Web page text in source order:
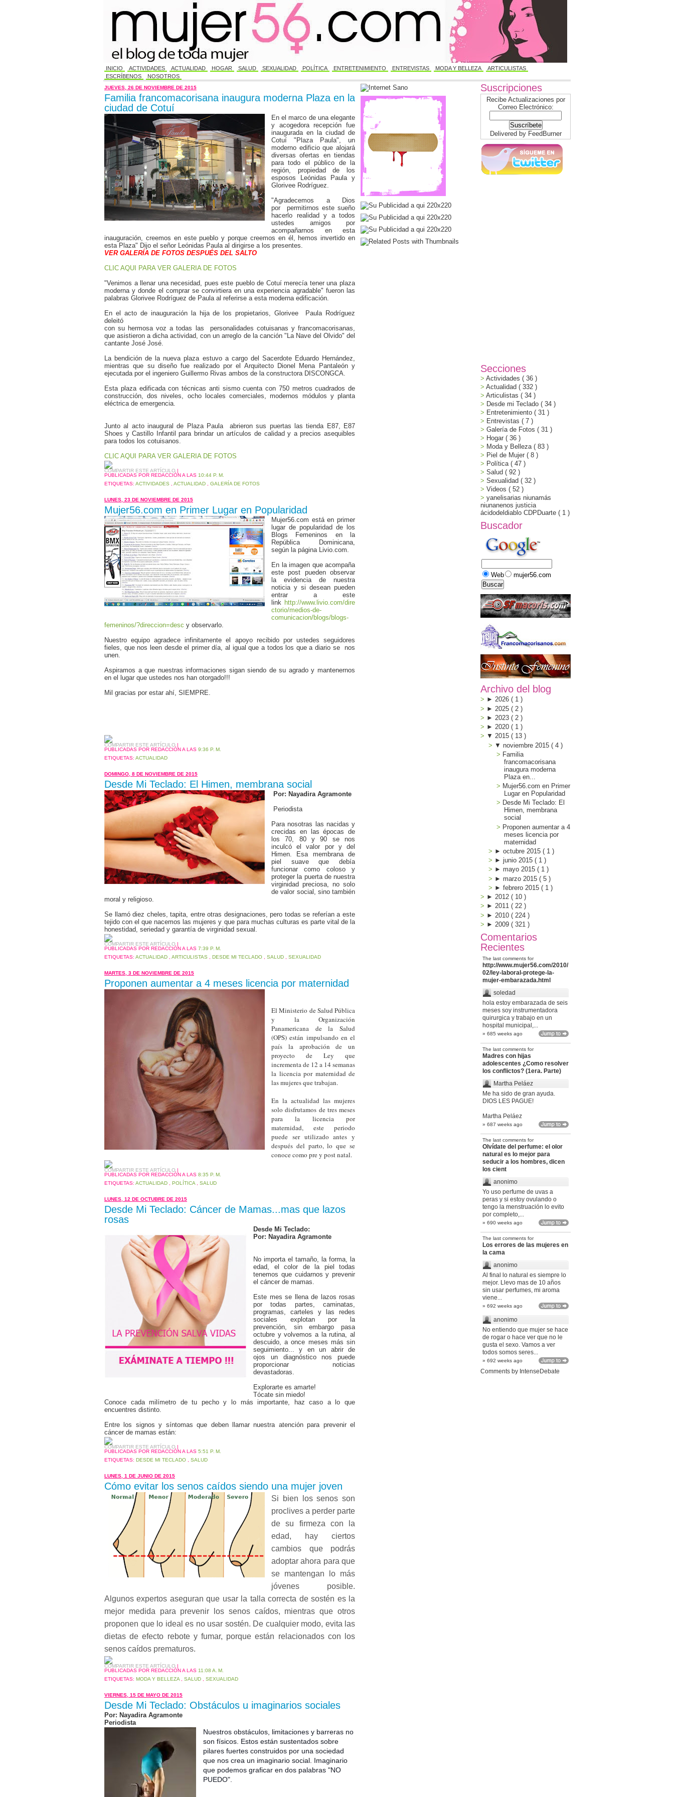
INICIO ACTIVIDADES ACTUALIDAD HOGAR SALUD SEXUALIDAD POLÍTICA ENTRETENIMIENTO ENTREVISTAS MODA Y BELLEZA
ARTICULISTAS
ESCRÍBENOS
NOSOTROS
JUEVES, 26 DE NOVIEMBRE DE 2015
Familia francomacorisana inaugura moderna Plaza en la
ciudad de Cotuí
En el marco de una elegante
y acogedora recepción fue
inaugurada en la ciudad de
Cotuí "Plaza Paula", un
moderno edificio que alojará
diversas ofertas en tiendas
para todo el público de la
región, propiedad de los
esposos Leónidas Paula y
Glorivee Rodríguez.
"Agradecemos a Dios
por permitirnos este sueño
hacerlo realidad y a todos
ustedes amigos por
acompañarnos en esta
inauguración, creemos en este pueblo y porque creemos en él, hemos invertido en
esta Plaza" Dijo el señor Leónidas Paula al dirigirse a los presentes.
VER GALERÍA DE FOTOS DESPUÉS DEL SALTO
CLIC AQUI PARA VER GALERIA DE FOTOS
"Venimos a llenar una necesidad, pues este pueblo de Cotuí merecía tener una plaza
moderna y donde el comprar se convirtiera en una experiencia agradable" fueron las
palabras Glorivee Rodríguez de Paula al referirse a esta moderna edificación.
En el acto de inauguración la hija de los propietarios, Glorivee Paula Rodríguez
deleitó
con su hermosa voz a todas las personalidades cotuisanas y francomacorisanas,
que asistieron a dicha actividad, con un arreglo de la canción "La Nave del Olvido" del
cantante José José.
La bendición de la nueva plaza estuvo a cargo del Sacerdote Eduardo Hernández,
mientras que su diseño fue realizado por el Arquitecto Dionel Mena Pantaleón y
ejecutada por el ingeniero Guillermo Rivas ambos de la constructora DISCONGCA.
Esta plaza edificada con técnicas anti sismo cuenta con 750 metros cuadrados de
construcción, dos niveles, ocho locales comerciales, modernos módulos y planta
eléctrica de emergencia.
Junto al acto inaugural de Plaza Paula abrieron sus puertas las tienda E87, E87
Shoes y Castillo Infantil para brindar un artículos de calidad y a precios asequibles
para todos los cotuisanos.
CLIC AQUI PARA VER GALERIA DE FOTOS
COMPARTIR ESTE ARTÍCULO|
PUBLICADAS POR REDACCIÓNA LAS 10:44 P. M.
ETIQUETAS: ACTIVIDADES , ACTUALIDAD , GALERÍA DE FOTOS
LUNES, 23 DE NOVIEMBRE DE 2015
Mujer56.com en Primer Lugar en Popularidad
Mujer56.com está en primer
lugar de popularidad de los
Blogs Femeninos en la
República Dominicana,
según la página Livio.com.
En la imagen que acompaña
este post pueden observar
la evidencia de nuestra
noticia y si desean pueden
entrar a este
link http://www.livio.com/dire
ctorio/medios-de-
comunicacion/blogs/blogs-
femeninos/?direccion=desc y observarlo.
Nuestro equipo agradece infinitamente el apoyo recibido por ustedes seguidores
fieles, que nos leen desde el primer día, al igual que a todos los que a diario se nos
unen.
Aspiramos a que nuestras informaciones sigan siendo de su agrado y mantenernos
en el lugar que ustedes nos han otorgado!!!
Mil gracias por estar ahí, SIEMPRE.
COMPARTIR ESTE ARTÍCULO|
PUBLICADAS POR REDACCIÓNA LAS 9:36 P. M.
ETIQUETAS: ACTUALIDAD
DOMINGO, 8 DE NOVIEMBRE DE 2015
Desde Mi Teclado: El Himen, membrana social
Por: Nayadira Agramonte
Periodista
Para nosotras las nacidas y
crecidas en las épocas de
los 70, 80 y 90 se nos
inculcó el valor por y del
Himen. Esa membrana de
piel suave que debía
funcionar como coloso y
proteger la puerta de nuestra
virginidad preciosa, no solo
de valor social, sino también
moral y religioso.
Se llamó diez cheles, tapita, entre otras designaciones, pero todas se referían a este
tejido con el que nacemos las mujeres y que para muchas culturas es parte vital de la
honestidad, seriedad y garantía de virginidad sexual.
COMPARTIR ESTE ARTÍCULO|
PUBLICADAS POR REDACCIÓNA LAS 7:39 P. M.
ETIQUETAS: ACTUALIDAD , ARTICULISTAS , DESDE MI TECLADO , SALUD , SEXUALIDAD
MARTES, 3 DE NOVIEMBRE DE 2015
Proponen aumentar a 4 meses licencia por maternidad
El Ministerio de Salud Pública
y la Organización
Panamericana de la Salud
(OPS) están impulsando en el
país la aprobación de un
proyecto de Ley que
incrementa de 12 a 14 semanas
la licencia por maternidad de
las mujeres que trabajan.
En la actualidad las mujeres
solo disfrutamos de tres meses
para la licencia por
maternidad, este periodo
puede ser utilizado antes y
después del parto, lo que se
conoce como pre y post natal.
COMPARTIR ESTE ARTÍCULO|
PUBLICADAS POR REDACCIÓNA LAS 8:35 P. M.
ETIQUETAS: ACTUALIDAD , POLÍTICA , SALUD
LUNES, 12 DE OCTUBRE DE 2015
Desde Mi Teclado: Cáncer de Mamas...mas que lazos
rosas
Desde Mi Teclado:
Por: Nayadira Agramonte
No importa el tamaño, la forma, la
edad, el color de la piel todas
tenemos que cuidarnos y prevenir
el cáncer de mamas.
Este mes se llena de lazos rosas
por todas partes, caminatas,
programas, carteles y las redes
sociales explotan por la
prevención, sin embargo pasa
octubre y volvemos a la rutina, al
descuido, a once meses más sin
seguimiento... y en un abrir de
ojos un diagnóstico nos puede
proporcionar noticias
devastadoras.
Explorarte es amarte!
Tócate sin miedo!
Conoce cada milímetro de tu pecho y lo más importante, haz caso a lo que
encuentres distinto.
Entre los signos y síntomas que deben llamar nuestra atención para prevenir el
cáncer de mamas están:
COMPARTIR ESTE ARTÍCULO|
PUBLICADAS POR REDACCIÓNA LAS 5:51 P. M.
ETIQUETAS: DESDE MI TECLADO , SALUD
LUNES, 1 DE JUNIO DE 2015
Cómo evitar los senos caídos siendo una mujer joven
Si bien los senos son
proclives a perder parte
de su firmeza con la
edad, hay ciertos
cambios que podrás
adoptar ahora para que
se mantengan lo más
jóvenes posible.
Algunos expertos aseguran que usar la talla correcta de sostén es la
mejor medida para prevenir los senos caídos, mientras que otros
proponen que lo ideal es no usar sostén. De cualquier modo, evita las
dietas de efecto rebote y fumar, porque están relacionados con los
senos caídos prematuros.
COMPARTIR ESTE ARTÍCULO|
PUBLICADAS POR REDACCIÓNA LAS 11:08 A. M.
ETIQUETAS: MODA Y BELLEZA , SALUD , SEXUALIDAD
VIERNES, 15 DE MAYO DE 2015
Desde Mi Teclado: Obstáculos u imaginarios sociales
Por: Nayadira Agramonte
Periodista
Nuestros obstáculos, limitaciones y barreras no
son físicos. Estos están sustentados sobre
pilares fuertes construidos por una sociedad
que nos crea un imaginario social. Imaginario
que podemos graficar en dos palabras "NO
PUEDO".
Suscripciones
Recibe Actualizaciones por
Correo Electrónico:
Delivered by FeedBurner
Secciones
Actividades ( 36 )
Actualidad ( 332 )
Articulistas ( 34 )
Desde mi Teclado ( 34 )
Entretenimiento ( 31 )
Entrevistas ( 7 )
Galería de Fotos ( 31 )
Hogar ( 36 )
Moda y Belleza ( 83 )
Piel de Mujer ( 8 )
Política ( 47 )
Salud ( 92 )
Sexualidad ( 32 )
Videos ( 52 )
yanelisarias niunamás
niunanenos justicia
ácidodeldiablo CDPDuarte ( 1 )
Buscador
Web mujer56.com
Archivo del blog
► 2026 ( 1 )
► 2025 ( 2 )
► 2023 ( 2 )
► 2020 ( 1 )
▼ 2015 ( 13 )
▼ noviembre 2015 ( 4 )
Familia
francomacorisana
inaugura moderna
Plaza en...
Mujer56.com en Primer
Lugar en Popularidad
Desde Mi Teclado: El
Himen, membrana
social
Proponen aumentar a 4
meses licencia por
maternidad
► octubre 2015 ( 1 )
► junio 2015 ( 1 )
► mayo 2015 ( 1 )
► marzo 2015 ( 5 )
► febrero 2015 ( 1 )
► 2012 ( 10 )
► 2011 ( 22 )
► 2010 ( 224 )
► 2009 ( 321 )
Comentarios
Recientes
The last comments for
http://www.mujer56.com/2010/
02/ley-laboral-protege-la-
mujer-embarazada.html
soledad
hola estoy embarazada de seis
meses soy instrumentadora
quirurgica y trabajo en un
hospital municipal,...
» 685 weeks ago
The last comments for
Madres con hijas
adolescentes ¿Como resolver
los conflictos? (1era. Parte)
Martha Peláez
Me ha sido de gran ayuda.
DIOS LES PAGUE!
Martha Peláez
» 687 weeks ago
The last comments for
Olvídate del perfume: el olor
natural es lo mejor para
seducir a los hombres, dicen
los cient
anonimo
Yo uso perfume de uvas a
peras y si estoy ovulando o
tengo la menstruación lo evito
por completo,...
» 690 weeks ago
The last comments for
Los errores de las mujeres en
la cama
anonimo
Al final lo natural es siempre lo
mejor. Llevo mas de 10 años
sin usar perfumes, mi aroma
viene...
» 692 weeks ago
anonimo
No entiendo que mujer se hace
de rogar o hace ver que no le
gusta el sexo. Vamos a ver
todos somos seres...
» 692 weeks ago
Comments by IntenseDebate